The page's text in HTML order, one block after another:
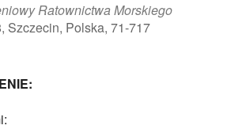
Ratownictwa Morskiego
Szczecin, Polska, 71-717